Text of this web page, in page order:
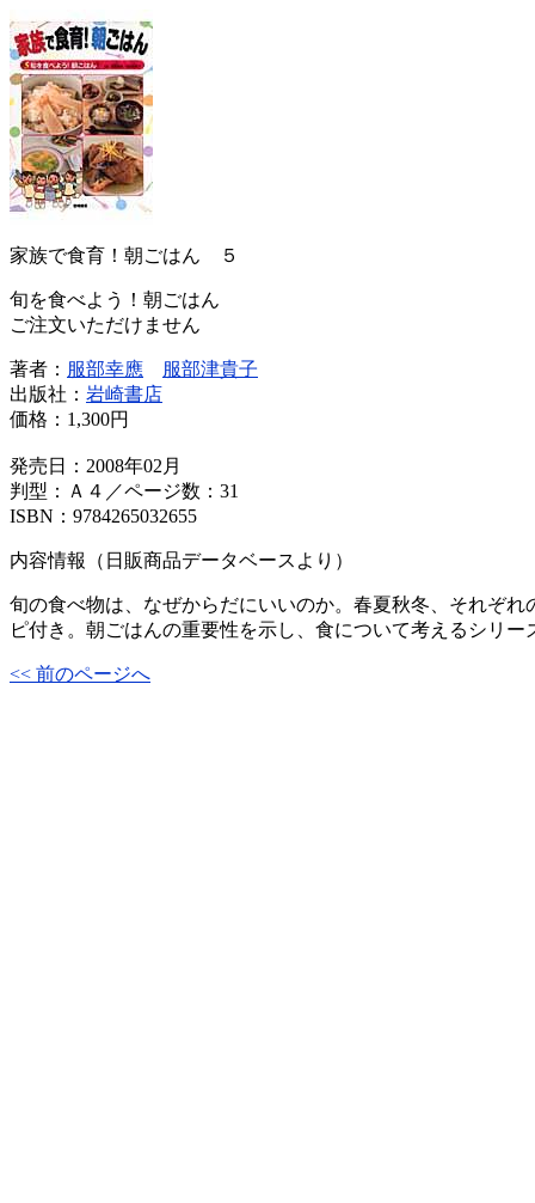
家族で食育！朝ごはん ５
旬を食べよう！朝ごはん
ご注文いただけません
著者： 服部幸應
服部津貴子
出版社： 岩崎書店
価格： 1,300円
発売日：2008年02月
判型：Ａ４／ページ数：31
ISBN：9784265032655
内容情報（日販商品データベースより）
旬の食べ物は、なぜからだにいいのか。春夏秋冬、それぞ
ピ付き。朝ごはんの重要性を示し、食について考えるシリー
<< 前のページへ